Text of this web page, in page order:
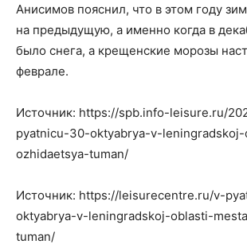
Анисимов пояснил, что в этом году
на предыдущую, а именно когда в
было снега, а крещенские морозы
феврале.
Источник: https://spb.info-leisure.ru/
pyatnicu-30-oktyabrya-v-
ozhidaetsya-tuman/
Источник: https://leisurecentre.ru/v-
oktyabrya-v-leningradskoj-oblasti-
tuman/